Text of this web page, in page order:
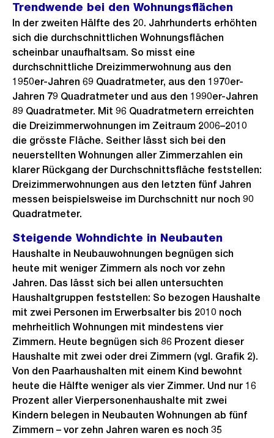
Trendwende bei den Wohnungsflächen
In der zweiten Hälfte des 20. Jahrhunderts erhöhten
sich die durchschnittlichen Wohnungsflächen
scheinbar unaufhaltsam. So misst eine
durchschnittliche Dreizimmerwohnung aus den
1950er-Jahren 69 Quadratmeter, aus den 1970er-
Jahren 79 Quadratmeter und aus den 1990er-Jahren
89 Quadratmeter. Mit 96 Quadratmetern erreichten
die Dreizimmerwohnungen im Zeitraum 2006–2010
die grösste Fläche. Seither lässt sich bei den
neuerstellten Wohnungen aller Zimmerzahlen ein
klarer Rückgang der Durchschnittsfläche feststellen:
Dreizimmerwohnungen aus den letzten fünf Jahren
messen beispielsweise im Durchschnitt nur noch 90
Quadratmeter.
Steigende Wohndichte in Neubauten
Haushalte in Neubauwohnungen begnügen sich
heute mit weniger Zimmern als noch vor zehn
Jahren. Das lässt sich bei allen untersuchten
Haushaltgruppen feststellen: So bezogen Haushalte
mit zwei Personen im Erwerbsalter bis 2010 noch
mehrheitlich Wohnungen mit mindestens vier
Zimmern. Heute begnügen sich 86 Prozent dieser
Haushalte mit zwei oder drei Zimmern (vgl. Grafik 2).
Von den Paarhaushalten mit einem Kind bewohnt
heute die Hälfte weniger als vier Zimmer. Und nur 16
Prozent aller Vierpersonenhaushalte mit zwei
Kindern belegen in Neubauten Wohnungen ab fünf
Zimmern – vor zehn Jahren waren es noch 35